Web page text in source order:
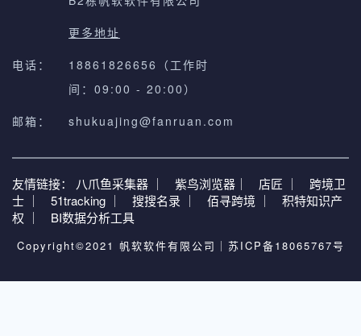
更多地址
电话：
18861826656（工作时
间：09:00 - 20:00）
邮箱：
shukuajing@fanruan.com
友情链接： 八爪鱼采集器 ｜ 紫鸟浏览器｜ 店匠 ｜
跨境卫
士 ｜
51tracking ｜ 搜搜名录 ｜ 佰寻跨境 ｜
积特知识产
权 ｜
BI数据分析工具
Copyright©2021 帆软软件有限公司｜ 苏ICP备18065767号